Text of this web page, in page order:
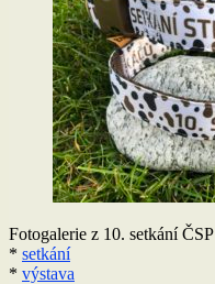
Fotogalerie z 10. setkání ČSP
* setkání
* výstava